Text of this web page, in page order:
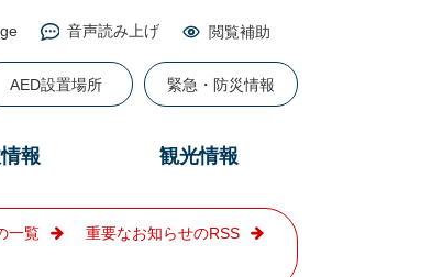
音声読み上げ 閲覧補助
AED設置場所 緊急・防災情報
報 観光情報
一覧 重要なお知らせのRSS